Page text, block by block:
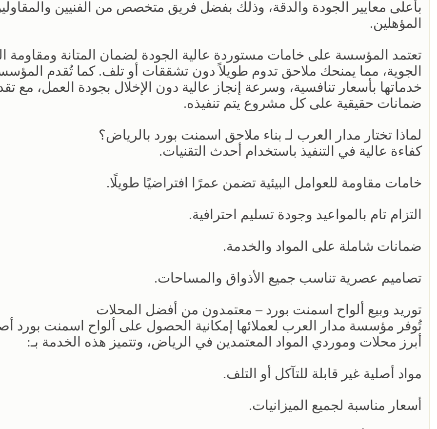
بأعلى معايير الجودة والدقة، وذلك بفضل فريق متخصص من الفنيين
المؤهلين.
تعتمد المؤسسة على خامات مستوردة عالية الجودة لضمان المتانة ومقاومة
الجوية، مما يمنحك ملاحق تدوم طويلاً دون تشققات أو تلف. كما تُقدم
خدماتها بأسعار تنافسية، وسرعة إنجاز عالية دون الإخلال بجودة العمل، مع
ضمانات حقيقية على كل مشروع يتم تنفيذه.
لماذا تختار مدار العرب لـ بناء ملاحق اسمنت بورد بالرياض؟
كفاءة عالية في التنفيذ باستخدام أحدث التقنيات.
خامات مقاومة للعوامل البيئية تضمن عمرًا افتراضيًا طويلًا.
التزام تام بالمواعيد وجودة تسليم احترافية.
ضمانات شاملة على المواد والخدمة.
تصاميم عصرية تناسب جميع الأذواق والمساحات.
توريد وبيع ألواح اسمنت بورد – معتمدون من أفضل المحلات
تُوفر مؤسسة مدار العرب لعملائها إمكانية الحصول على ألواح اسمنت بورد
أبرز محلات وموردي المواد المعتمدين في الرياض، وتتميز هذه الخدمة بـ:
مواد أصلية غير قابلة للتآكل أو التلف.
أسعار مناسبة لجميع الميزانيات.